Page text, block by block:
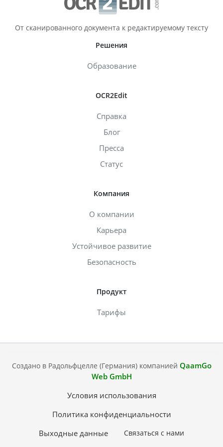
От сканированного документа к редактируемому тексту
Решения
Образование
OCR2Edit
Справка
Блог
Пресса
Статус
Компания
О компании
Карьера
Устойчивое развитие
Безопасность
Продукт
Тарифы
Создано в Радольфцелле (Германия) компанией QaamGo
Web GmbH
Условия использования
Политика конфиденциальности
Выходные данные
Связаться с нами